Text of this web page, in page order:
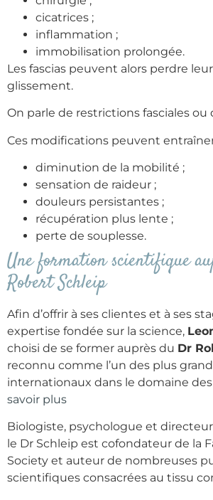
cicatrices ;
inflammation ;
immobilisation prolongée.
Les fascias peuvent alors perdre
glissement.
On parle de restrictions fasciales ou
Ces modifications peuvent
diminution de la mobilité ;
sensation de raideur ;
douleurs persistantes ;
récupération plus lente ;
perte de souplesse.
Une formation scientifique
Robert Schleip
Afin d’offrir à ses clientes et à ses
expertise fondée sur la science,
choisi de se former auprès du Dr
reconnu comme l’un des plus
internationaux dans le domaine des
savoir plus
Biologiste, psychologue et
le Dr Schleip est cofondateur de la
Society et auteur de nombreuses
scientifiques consacrées au tissu